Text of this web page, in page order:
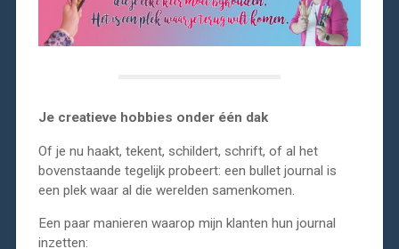
Je creatieve hobbies onder één dak
Of je nu haakt, tekent, schildert, schrift, of al het
bovenstaande tegelijk probeert: een bullet journal is
een plek waar al die werelden samenkomen.
Een paar manieren waarop mijn klanten hun journal
inzetten: